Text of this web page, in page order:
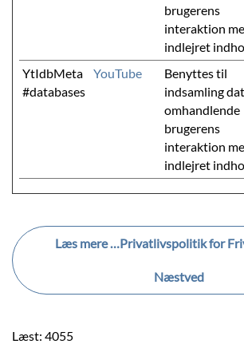
brugerens
interaktion
indlejret
YtIdbMeta
#databases
YouTube
Benyttes til
indsamling
omhandlende
brugerens
interaktion
indlejret
Læs mere …Privatlivspolitik for
Næstved
Læst: 4055